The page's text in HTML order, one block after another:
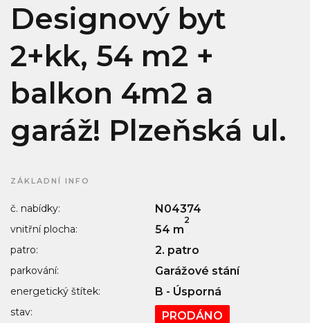
Designový byt
2+kk, 54 m2 +
balkon 4m2 a
garáž! Plzeňská ul.
ZÁKLADNÍ INFO
č. nabídky: N04374
vnitřní plocha: 54 m
2
patro: 2. patro
parkování: Garážové stání
energetický štítek: B - Úsporná
stav: PRODÁNO